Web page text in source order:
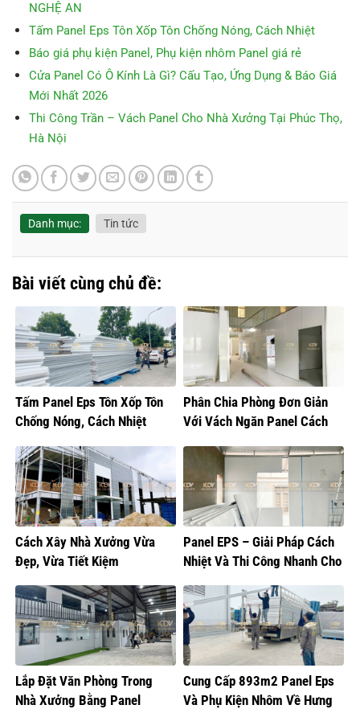
NGHỆ AN
Tấm Panel Eps Tôn Xốp Tôn Chống Nóng, Cách Nhiệt
Báo giá phụ kiện Panel, Phụ kiện nhôm Panel giá rẻ
Cửa Panel Có Ô Kính Là Gì? Cấu Tạo, Ứng Dụng & Báo Giá
Mới Nhất 2026
Thi Công Trần – Vách Panel Cho Nhà Xưởng Tại Phúc Thọ,
Hà Nội
Danh mục: Tin tức
Bài viết cùng chủ đề:
Tấm Panel Eps Tôn Xốp Tôn
Chống Nóng, Cách Nhiệt
Phân Chia Phòng Đơn Giản
Với Vách Ngăn Panel Cách
Cách Xây Nhà Xưởng Vừa
Đẹp, Vừa Tiết Kiệm
Panel EPS – Giải Pháp Cách
Nhiệt Và Thi Công Nhanh Cho
Lắp Đặt Văn Phòng Trong
Nhà Xưởng Bằng Panel
Cung Cấp 893m2 Panel Eps
Và Phụ Kiện Nhôm Về Hưng